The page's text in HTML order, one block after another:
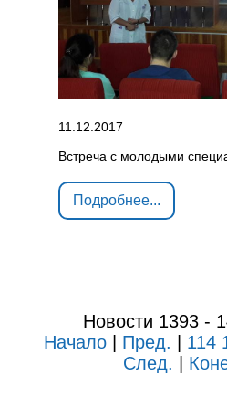
11.12.2017
Встреча с молодыми
Подробнее...
Новости 1393 -
Начало
Пред. 114
След.